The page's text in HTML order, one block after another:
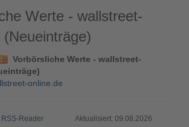
Werte - wallstreet-
(Neueinträge)
Vorbörsliche Werte - wallstreet-
online.de
RSS-Reader Aktualisiert: 09.08.2026